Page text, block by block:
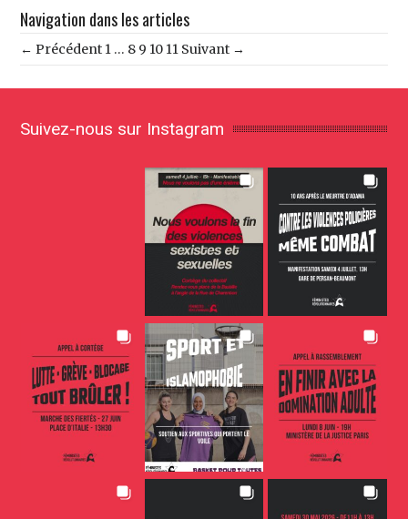
Navigation dans les articles
← Précédent 1 … 8 9 10 11 Suivant →
Suivez-nous sur Instagram